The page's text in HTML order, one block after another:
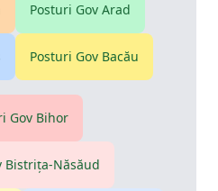
Posturi Gov Arad
Posturi Gov Bacău
Gov Bihor
Bistriţa-Năsăud